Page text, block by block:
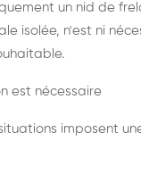
un nid de
isolée, n'est ni
est nécessaire
imposent